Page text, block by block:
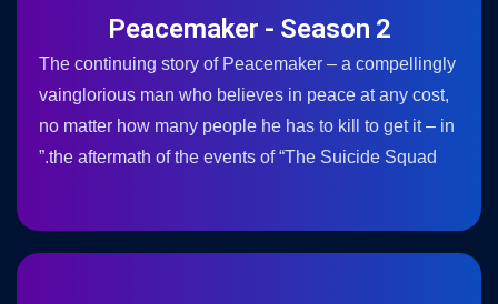
Peacemaker - Season 2
The continuing story of Peacemaker – a compellingly
vainglorious man who believes in peace at any cost,
no matter how many people he has to kill to get it – in
the aftermath of the events of “The Suicide Squad.”